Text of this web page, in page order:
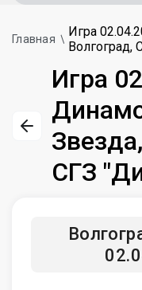
Главная
Игра
Волгоград,
Игра
СГЗ